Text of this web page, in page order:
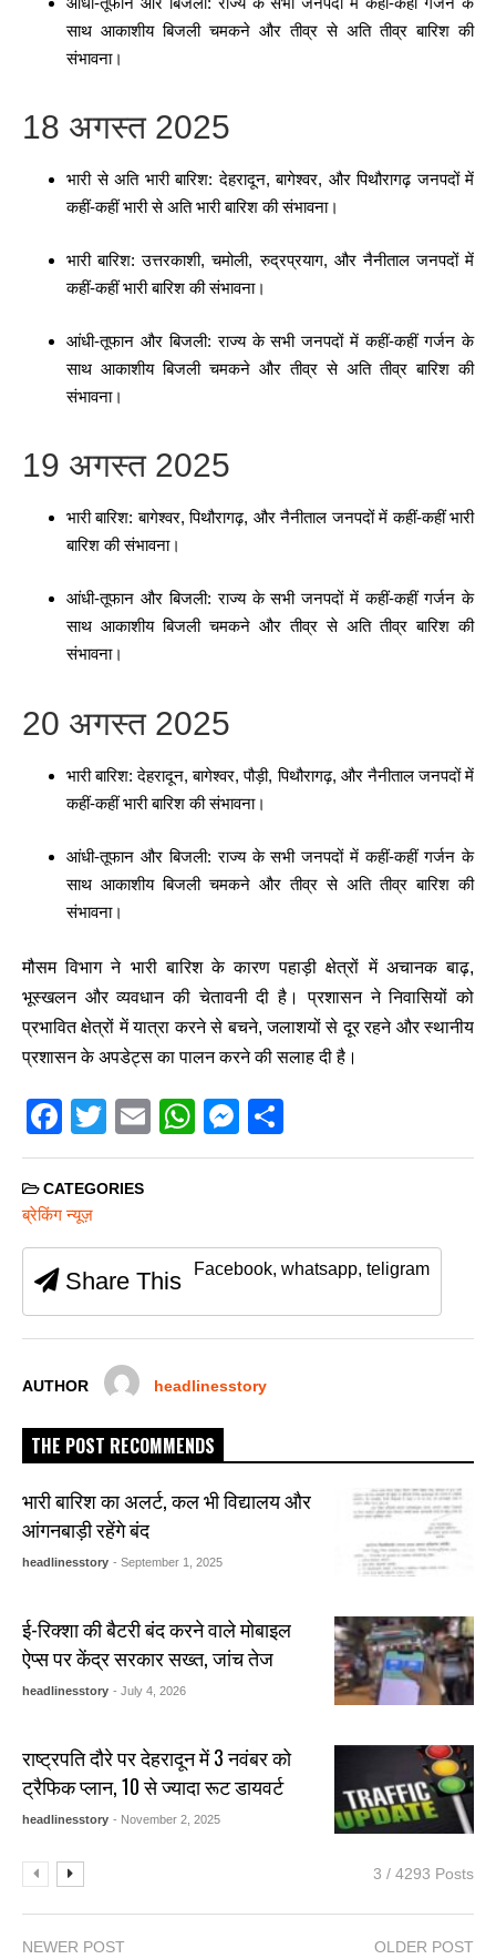
साथ आकाशीय बिजली चमकने और तीव्र से अति तीव्र बारिश की
संभावना।
18 अगस्त 2025
भारी से अति भारी बारिश: देहरादून, बागेश्वर, और पिथौरागढ़ जनपदों में
कहीं-कहीं भारी से अति भारी बारिश की संभावना।
भारी बारिश: उत्तरकाशी, चमोली, रुद्रप्रयाग, और नैनीताल जनपदों में
कहीं-कहीं भारी बारिश की संभावना।
आंधी-तूफान और बिजली: राज्य के सभी जनपदों में कहीं-कहीं गर्जन के
साथ आकाशीय बिजली चमकने और तीव्र से अति तीव्र बारिश की
संभावना।
19 अगस्त 2025
भारी बारिश: बागेश्वर, पिथौरागढ़, और नैनीताल जनपदों में कहीं-कहीं भारी
बारिश की संभावना।
आंधी-तूफान और बिजली: राज्य के सभी जनपदों में कहीं-कहीं गर्जन के
साथ आकाशीय बिजली चमकने और तीव्र से अति तीव्र बारिश की
संभावना।
20 अगस्त 2025
भारी बारिश: देहरादून, बागेश्वर, पौड़ी, पिथौरागढ़, और नैनीताल जनपदों में
कहीं-कहीं भारी बारिश की संभावना।
आंधी-तूफान और बिजली: राज्य के सभी जनपदों में कहीं-कहीं गर्जन के
साथ आकाशीय बिजली चमकने और तीव्र से अति तीव्र बारिश की
संभावना।
मौसम विभाग ने भारी बारिश के कारण पहाड़ी क्षेत्रों में अचानक बाढ़,
भूस्खलन और व्यवधान की चेतावनी दी है। प्रशासन ने निवासियों को
प्रभावित क्षेत्रों में यात्रा करने से बचने, जलाशयों से दूर रहने और स्थानीय
प्रशासन के अपडेट्स का पालन करने की सलाह दी है।
F
a
c
e
b
o
o
T
wi
tt
E
m
W
h
A
p
M
e
n
er
h
CATEGORIES
ब्रेकिंग न्यूज़
Share This Facebook, whatsapp, teligram
AUTHOR headlinesstory
THE POST RECOMMENDS
भारी बारिश का अलर्ट, कल भी विद्यालय और
आंगनबाड़ी रहेंगे बंद
headlinesstory - September 1, 2025
ई-रिक्शा की बैटरी बंद करने वाले मोबाइल
ऐप्स पर केंद्र सरकार सख्त, जांच तेज
headlinesstory - July 4, 2026
राष्ट्रपति दौरे पर देहरादून में 3 नवंबर को
ट्रैफिक प्लान, 10 से ज्यादा रूट डायवर्ट
headlinesstory - November 2, 2025
3 / 4293 Posts
NEWER POST OLDER POST